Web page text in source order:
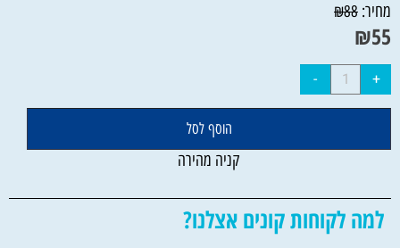
מחיר:
₪88
₪55
הוסף לסל
קניה מהירה
למה לקוחות קונים אצלנו?